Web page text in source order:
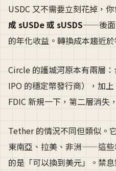
USDC 又不需要立刻花掉，
成 sUSDe 或 sUSDS——後面
的年化收益。轉換成本趨近於
Circle 的護城河原本有兩層
IPO 的穩定幣發行商），加
FDIC 新規一下，第二層消失
Tether 的情況不同但類似。
東南亞、拉美、非洲——這些
的是「可以換到美元」。禁